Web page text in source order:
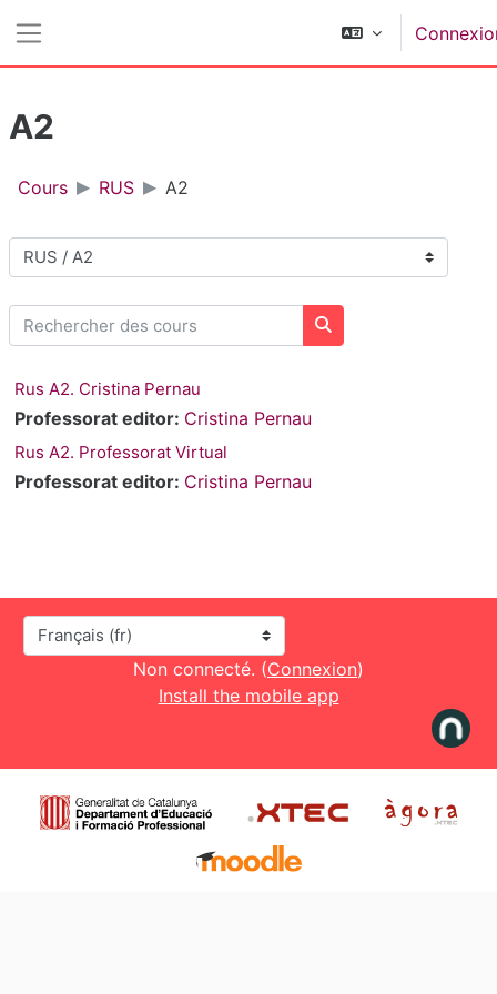
A2
Cours RUS A2
Catégories de cours
Rechercher des cours
Rechercher des cours
Rus A2. Cristina Pernau
Professorat editor: Cristina Pernau
Rus A2. Professorat Virtual
Professorat editor: Cristina Pernau
Langue
Non connecté. (Connexion)
Install the mobile app